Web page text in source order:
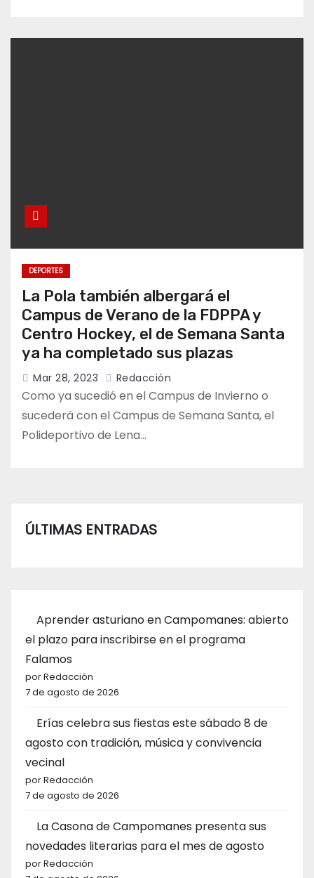
DEPORTES
La Pola también albergará el
Campus de Verano de la FDPPA y
Centro Hockey, el de Semana Santa
ya ha completado sus plazas
Mar 28, 2023 Redacción
Como ya sucedió en el Campus de Invierno o
sucederá con el Campus de Semana Santa, el
Polideportivo de Lena…
ÚLTIMAS ENTRADAS
Aprender asturiano en Campomanes: abierto
el plazo para inscribirse en el programa
Falamos
por Redacción
7 de agosto de 2026
Erías celebra sus fiestas este sábado 8 de
agosto con tradición, música y convivencia
vecinal
por Redacción
7 de agosto de 2026
La Casona de Campomanes presenta sus
novedades literarias para el mes de agosto
por Redacción